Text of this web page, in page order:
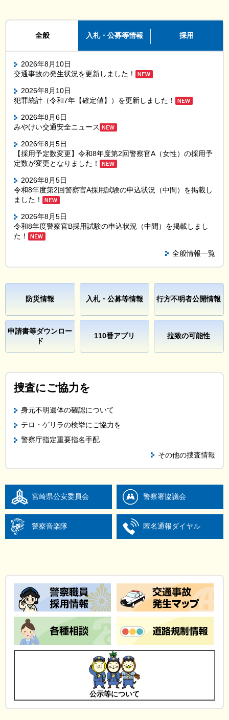
全般 入札・公募等情報 採用
2026年8月10日
交通事故の発生状況を更新しました！
2026年8月10日
犯罪統計（令和7年【確定値】）を更新しました！
2026年8月6日
みやけい交通安全ニュース
2026年8月5日
【採用予定数変更】令和8年度第2回警察官A（女性）の採用予
定数が変更となりました！
2026年8月5日
令和8年度第2回警察官A採用試験の申込状況（中間）を掲載し
ました！
2026年8月5日
令和8年度警察官B採用試験の申込状況（中間）を掲載しまし
た！
全般情報一覧
防災情報 入札・公募等情報 行方不明者公開情報
申請書等ダウンロー
ド
110番アプリ 拉致の可能性
捜査にご協力を
身元不明遺体の確認について
テロ・ゲリラの検挙にご協力を
警察庁指定重要指名手配
その他の捜査情報
宮崎県公安委員会 警察署協議会
警察音楽隊 匿名通報ダイヤル
公示等について